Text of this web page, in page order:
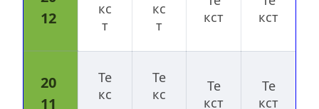
12
кс
т
кс
т
кст
кст
20
11
Те
кс
Те
кс
Те
кст
Те
кст